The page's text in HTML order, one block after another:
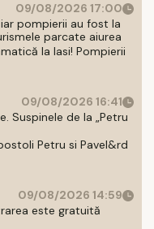
09/08/2026 17:00
pompierii au fost la
parcate aiurea
la Iasi! Pompierii
09/08/2026 16:41
Suspinele de la „Petru
Petru si Pavel&rd
09/08/2026 14:59
este gratuită